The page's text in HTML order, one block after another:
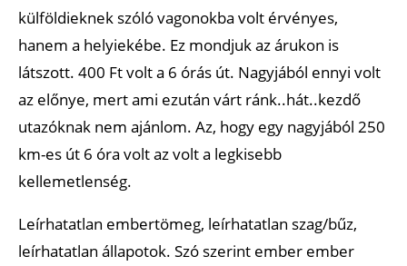
külföldieknek szóló vagonokba volt érvényes,
hanem a helyiekébe. Ez mondjuk az árukon is
látszott. 400 Ft volt a 6 órás út. Nagyjából ennyi volt
az előnye, mert ami ezután várt ránk..hát..kezdő
utazóknak nem ajánlom. Az, hogy egy nagyjából 250
km-es út 6 óra volt az volt a legkisebb
kellemetlenség.
Leírhatatlan embertömeg, leírhatatlan szag/bűz,
leírhatatlan állapotok. Szó szerint ember ember